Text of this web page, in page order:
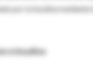
por la insulina
e insulina